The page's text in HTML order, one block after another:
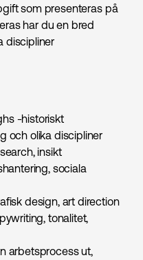
som presenteras på
har du en bred
discipliner
-historiskt
och olika discipliner
insikt
sociala
design, art direction
tonalitet,
arbetsprocess ut,